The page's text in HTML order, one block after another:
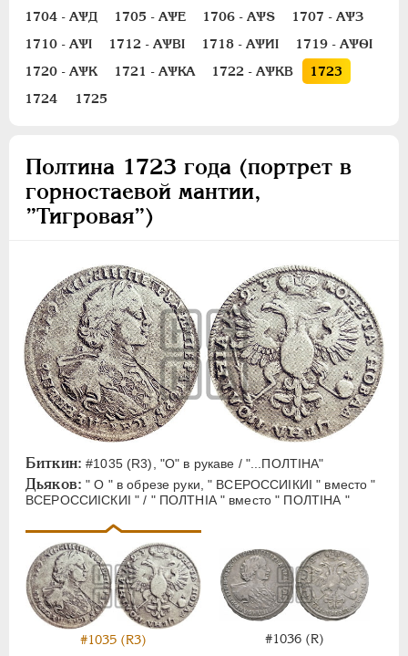
1704 - АѰД
1705 - АѰЕ 1706 - АѰS
1707 - АѰЗ
1710 - АѰI
1712 - АѰВI 1718 - АѰИI
1719 - АѰѲI
1720 - АѰК
1721 - АѰКА 1722 - АѰКВ
1723
1724
1725
Полтина 1723 года (портрет в
горностаевой мантии,
”Тигровая”)
Биткин: #1035 (R3), "O" в рукаве / "...ПОЛТIНА"
Дьяков: " О " в обрезе руки, " ВСЕРОССИIКИI " вместо "
ВСЕРОССИIСКИI " / " ПОЛТНIА " вместо " ПОЛТIНА "
#1035 (R3) #1036 (R)
Алтын(ник)
Медь
Пробные
Для Речи Посполитой
ЕКАТЕРИНА I 1725-1727
ПЕТР II 1727-1729
АННА ИОАННОВНА 1730-1740
ИОАНН АНТОНОВИЧ 1740-1741
ЕЛИЗАВЕТА 1741-1762
ПЕТР III 1762-1762
ЕКАТЕРИНА II 1762-1796
ПАВЕЛ I 1796-1801
АЛЕКСАНДР I 1801-1825
АЛЕКСАНДР II 1855-1881
АЛЕКСАНДР III 1881-1894
НИКОЛАЙ II 1894-1917
ВРЕМЕННОЕ ПРАВ. 1917-1918
ИНОСТРАННЫЕ 1768-1918